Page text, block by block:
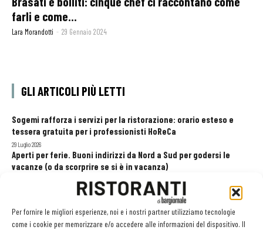
Per fornire le migliori esperienze, noi e i nostri partner utilizziamo tecnologie
come i cookie per memorizzare e/o accedere alle informazioni del dispositivo. Il
farli e come...
Lara Morandotti - 29 Gennaio 2024
GLI ARTICOLI PIÙ LETTI
Sogemi rafforza i servizi per la ristorazione: orario esteso e
tessera gratuita per i professionisti HoReCa
29 Luglio 2026
Aperti per ferie. Buoni indirizzi da Nord a Sud per godersi le
vacanze (o da scorprire se si è in vacanza)
Recensioni online, Fipe e le associazioni del turismo chiedono
modifiche alle Linee Guida dell’Antitrust
20 Luglio 2026